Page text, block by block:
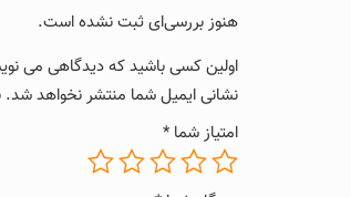
هنوز بررسی‌ای ثبت نشده است.
اولین کسی باشید که دیدگاهی می
نشانی ایمیل شما منتشر نخواهد شد.
امتیاز شما *